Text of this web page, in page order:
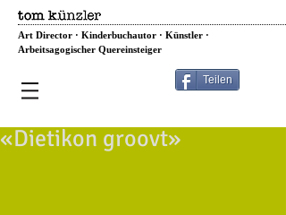
Teilen
Art Director · Kinderbuchautor · Künstler ·
Arbeitsagogischer Quereinsteiger
«Dietikon groovt»